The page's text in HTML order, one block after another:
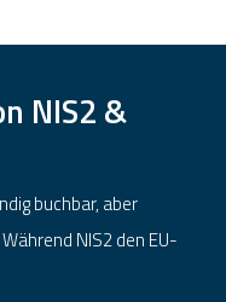
NIS2 &
buchbar, aber
NIS2 den EU-